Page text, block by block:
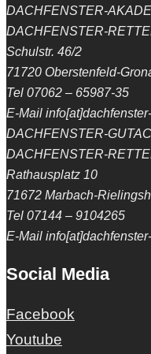
DACHFENSTER-
DACHFENSTER-
Schulstr. 46/2
71720 Oberstenfeld-
Tel 07062 – 65987-35
E-Mail
DACHFENSTER-
DACHFENSTER-
Rathausplatz 10
71672 Marbach-
Tel 07144 – 9104265
E-Mail
Social Media
Facebook
Youtube